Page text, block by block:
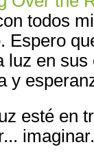
todos
Espero
luz en
y
esté en